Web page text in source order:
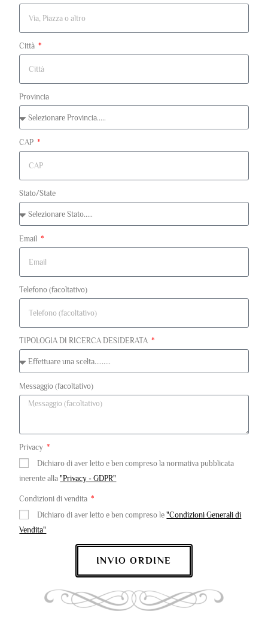
Città
Provincia
CAP
Stato/State
Email
Telefono (facoltativo)
TIPOLOGIA DI RICERCA DESIDERATA
Messaggio (facoltativo)
Privacy
Dichiaro di aver letto e ben compreso la normativa pubblicata
inerente alla"Privacy - GDPR"
Condizioni di vendita
Dichiaro di aver letto e ben compreso le"Condizioni Generali di
Vendita"
INVIO ORDINE